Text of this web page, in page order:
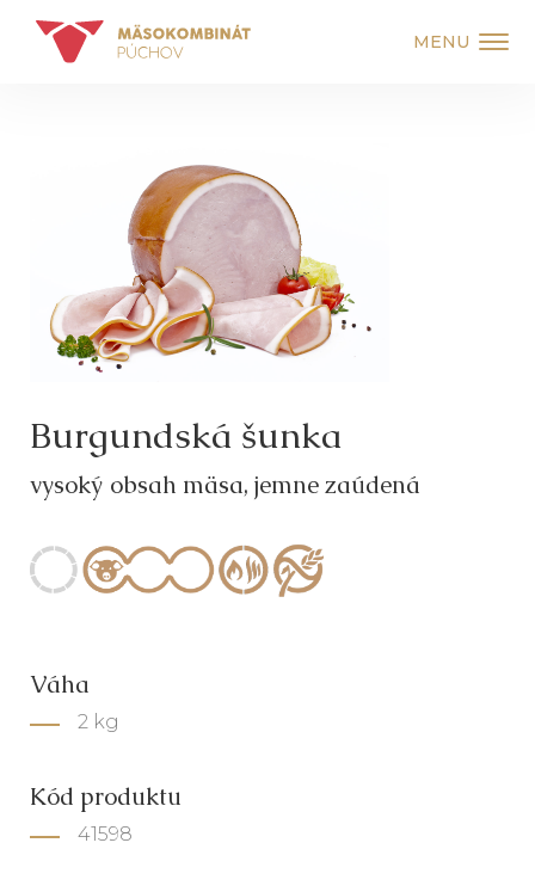
MENU
Burgundská šunka
vysoký obsah mäsa, jemne zaúdená
Váha
2 kg
Kód produktu
41598